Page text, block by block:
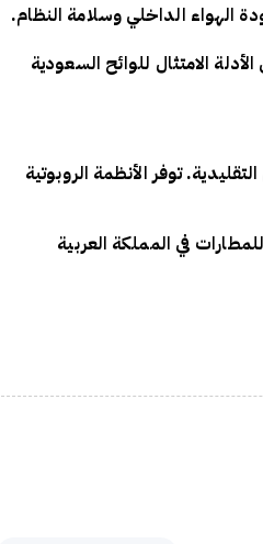
الهواء الداخلي وسلامة النظام.
الامتثال للوائح السعودية
توفر الأنظمة الروبوتية
في المملكة العربية